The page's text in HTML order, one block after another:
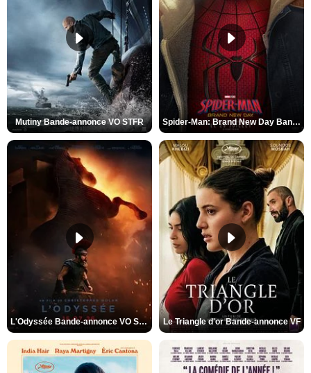
Mutiny Bande-annonce VO STFR Spider-Man: Brand New Day Bande-annonce VO STFR
L'Odyssée Bande-annonce VO STFR Le Triangle d'or Bande-annonce VF